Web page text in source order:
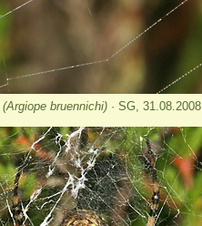
(Argiope bruennichi)· SG, 31.08.2008